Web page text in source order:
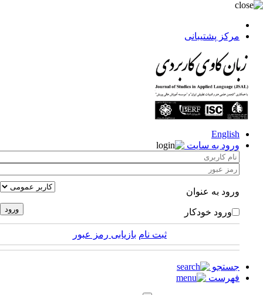
مرکز پشتیبانی
English
ورود به سایت
ورود به عنوان
ورود خودکار
ثبت نام بازیابی رمز عبور
جستجو
فهرست